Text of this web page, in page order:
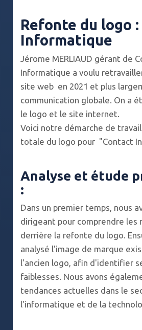
Refonte du logo
Informatique
Jérome MERLIAUD gérant de
Informatique a voulu
site web en 2021 et plus
communication globale. On a
le logo et le site internet.
Voici notre démarche de
totale du logo pour "Contact
Analyse et étude
:
Dans un premier temps, nous
dirigeant pour comprendre les
derrière la refonte du logo.
analysé l'image de marque
l'ancien logo, afin d'identifier
faiblesses. Nous avons
tendances actuelles dans le
l'informatique et de la